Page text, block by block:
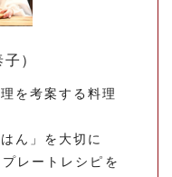
）
を考案する料理
ん」を大切に
レートレシピを